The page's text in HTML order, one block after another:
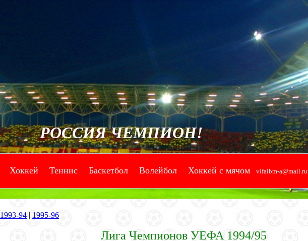
РОССИЯ ЧЕМПИОН!
Хоккей Теннис-- Баскетбол-- Волейбол-- Хоккей с мячом vifaibm-a@mail.ru
1993-94 | 1995-96
Лига Чемпионов УЕФА 1994/95